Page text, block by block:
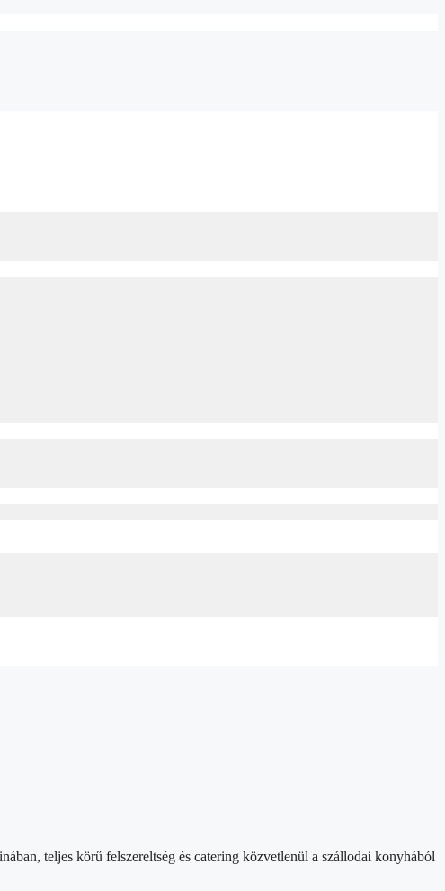
teljes körű felszereltség és catering közvetlenül a szállodai konyhából